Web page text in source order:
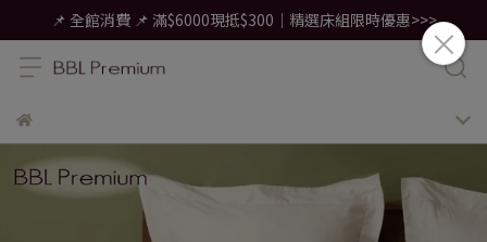
📌 全館消費 📌 滿$6000現抵$300｜精選床組限時優惠>>>